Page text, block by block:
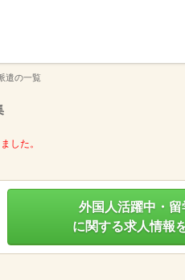
の一覧
した。
外国人活躍中・留
に関する求人情報